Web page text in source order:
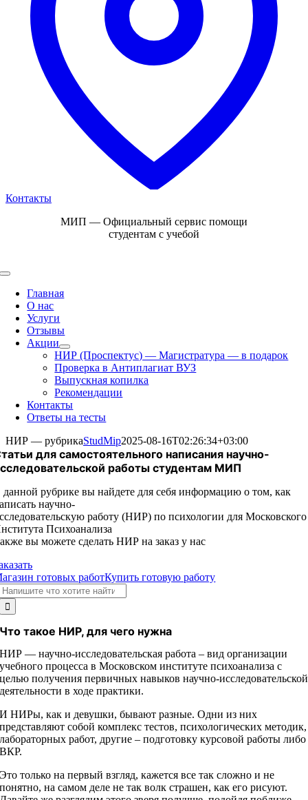
Контакты
МИП — Официальный сервис помощи
студентам с учебой
Toggle
NavigationГлавная
О нас
Услуги
Отзывы
Акции
НИР (Проспектус) — Магистратура — в подарок
Проверка в Антиплагиат ВУЗ
Выпускная копилка
Рекомендации
Контакты
Ответы на тесты
НИР — рубрикаStudMip2025-08-16T02:26:34+03:00
для самостоятельного написания научно-
работы студентам МИП
данной рубрике вы найдете для себя информацию о том, как
научно-
работу (НИР) по психологии для Московского
Психоанализа
вы можете сделать НИР на заказ у нас
готовых работКупить готовую работу
Что такое НИР, для чего нужна
НИР — научно-исследовательская работа – вид организации
учебного процесса в Московском институте психоанализа с
целью получения первичных навыков научно-исследовательской
деятельности в ходе практики.
И НИРы, как и девушки, бывают разные. Одни из них
представляют собой комплекс тестов, психологических методик,
лабораторных работ, другие – подготовку курсовой работы либо
ВКР.
Это только на первый взгляд, кажется все так сложно и не
понятно, на самом деле не так волк страшен, как его рисуют.